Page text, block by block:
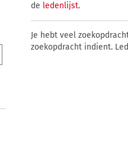
de ledenlijst.
Je hebt veel
zoekopdracht indient.